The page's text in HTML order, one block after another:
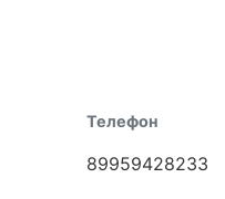
Телефон
89959428233